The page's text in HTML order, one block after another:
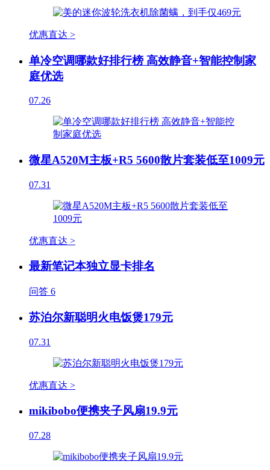
优惠直达 >
单冷空调哪款好排行榜 高效静音+智能控制家
庭优选
07.26
微星A520M主板+R5 5600散片套装低至1009元
07.31
优惠直达 >
最新笔记本独立显卡排名
问答 6
苏泊尔新聪明火电饭煲179元
07.31
优惠直达 >
mikibobo便携夹子风扇19.9元
07.28